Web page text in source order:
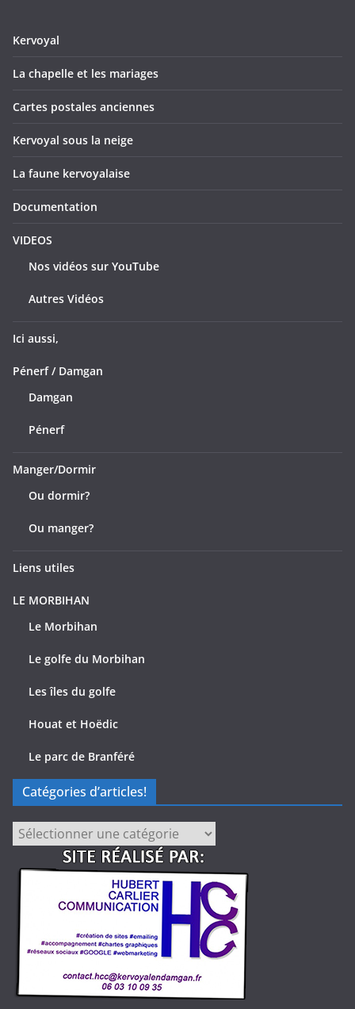
Kervoyal
La chapelle et les mariages
Cartes postales anciennes
Kervoyal sous la neige
La faune kervoyalaise
Documentation
VIDEOS
Nos vidéos sur YouTube
Autres Vidéos
Ici aussi,
Pénerf / Damgan
Damgan
Pénerf
Manger/Dormir
Ou dormir?
Ou manger?
Liens utiles
LE MORBIHAN
Le Morbihan
Le golfe du Morbihan
Les îles du golfe
Houat et Hoëdic
Le parc de Branféré
Catégories d’articles!
Catégories